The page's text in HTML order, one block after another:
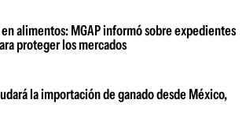
alimentos: MGAP informó sobre expedientes
proteger los mercados
la importación de ganado desde México,